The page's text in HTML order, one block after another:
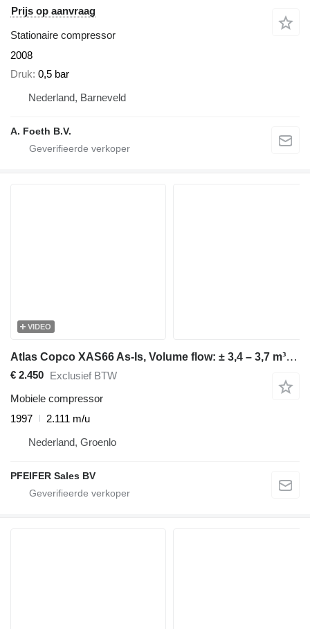
Prijs op aanvraag
Stationaire compressor
2008
Druk 0,5 bar
Nederland, Barneveld
A. Foeth B.V.
VIDEO
Atlas Copco XAS66 As-Is, Volume flow: ± 3,4 – 3,7 m³/min, 7bar
€ 2.450 Exclusief BTW
Mobiele compressor
1997
2.111 m/u
Nederland, Groenlo
PFEIFER Sales BV